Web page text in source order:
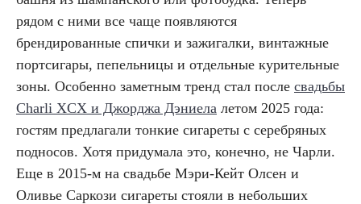
рядом с ними все чаще появляются
брендированные спички и зажигалки, винтажные
портсигары, пепельницы и отдельные курительные
зоны. Особенно заметным тренд стал после свадьбы
Charli XCX и Джорджа Дэниела летом 2025 года:
гостям предлагали тонкие сигареты с серебряных
подносов. Хотя придумала это, конечно, не Чарли.
Еще в 2015-м на свадьбе Мэри-Кейт Олсен и
Оливье Саркози сигареты стояли в небольших